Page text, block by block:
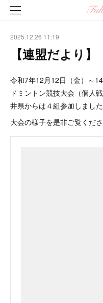
2025.12.26 11:19
【連盟だより】
令和7年12月12日（金）～
ドミントン競技大会（個人
井県からは４組参加しました
大会の様子を是非ご覧くださ